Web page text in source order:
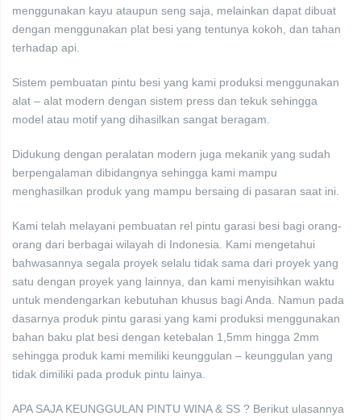
menggunakan kayu ataupun seng saja, melainkan dapat dibuat
dengan menggunakan plat besi yang tentunya kokoh, dan tahan
terhadap api.
Sistem pembuatan pintu besi yang kami produksi menggunakan
alat – alat modern dengan sistem press dan tekuk sehingga
model atau motif yang dihasilkan sangat beragam.
Didukung dengan peralatan modern juga mekanik yang sudah
berpengalaman dibidangnya sehingga kami mampu
menghasilkan produk yang mampu bersaing di pasaran saat ini.
Kami telah melayani pembuatan rel pintu garasi besi bagi orang-
orang dari berbagai wilayah di Indonesia. Kami mengetahui
bahwasannya segala proyek selalu tidak sama dari proyek yang
satu dengan proyek yang lainnya, dan kami menyisihkan waktu
untuk mendengarkan kebutuhan khusus bagi Anda. Namun pada
dasarnya produk pintu garasi yang kami produksi menggunakan
bahan baku plat besi dengan ketebalan 1,5mm hingga 2mm
sehingga produk kami memiliki keunggulan – keunggulan yang
tidak dimiliki pada produk pintu lainya.
APA SAJA KEUNGGULAN PINTU WINA & SS ? Berikut ulasannya